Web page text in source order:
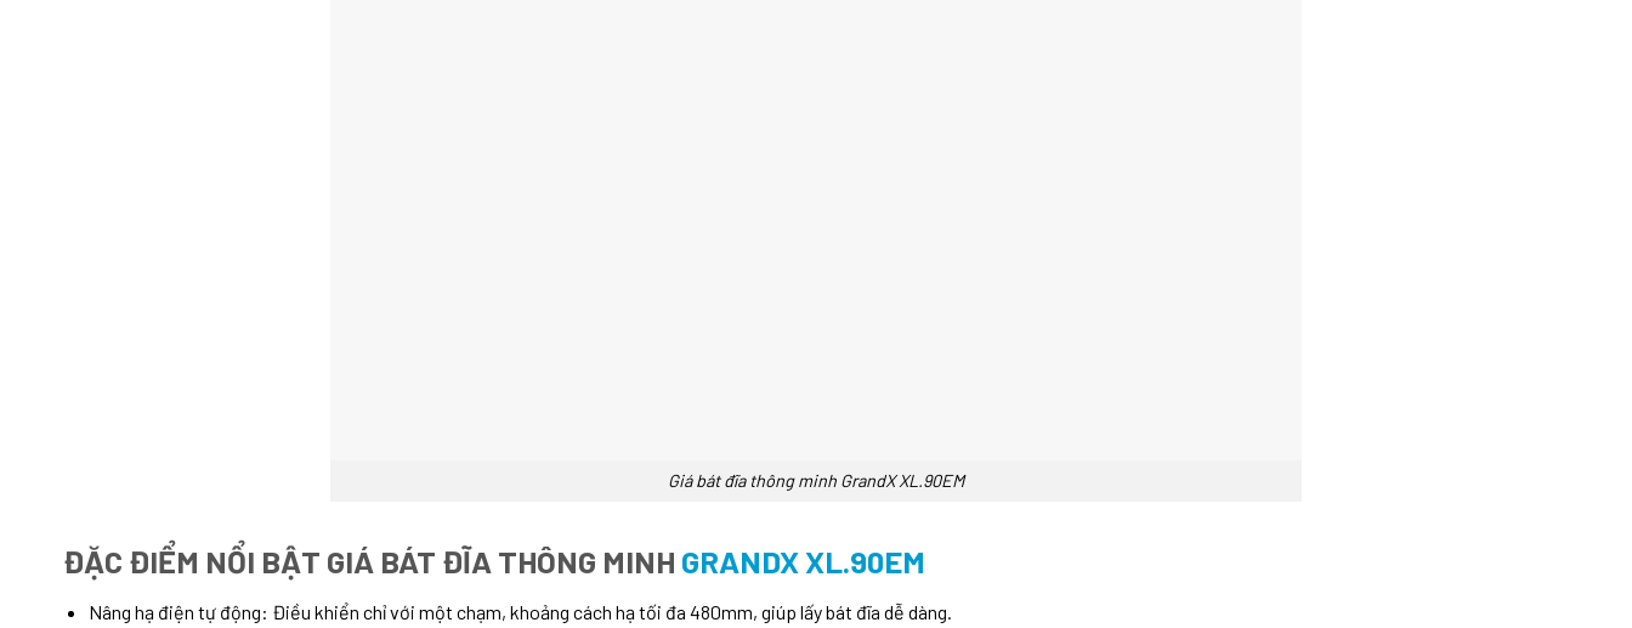
Giá bát đĩa thông minh GrandX XL.90EM
ĐẶC ĐIỂM NỔI BẬT GIÁ BÁT ĐĨA THÔNG MINH GRANDX XL.90EM
Nâng hạ điện tự động: Điều khiển chỉ với một chạm, khoảng cách hạ tối đa 480mm, giúp lấy bát đĩa dễ dàng.